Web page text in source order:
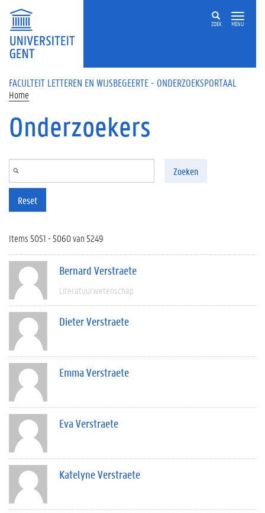
Overslaan en naar de inhoud gaan
ZOEK MENU
FACULTEIT LETTEREN EN WIJSBEGEERTE - ONDERZOEKSPORTAAL
Home
Onderzoekers
Zoeken
Reset
Items 5051 - 5060 van 5249
Bernard Verstraete
Literatuurwetenschap
Dieter Verstraete
Emma Verstraete
Eva Verstraete
Katelyne Verstraete